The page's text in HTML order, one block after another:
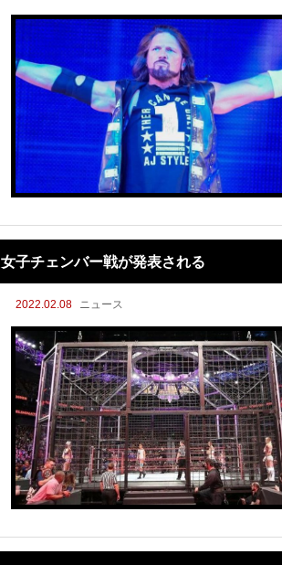
女子チェンバー戦が発表される
2022.02.08 ニュース